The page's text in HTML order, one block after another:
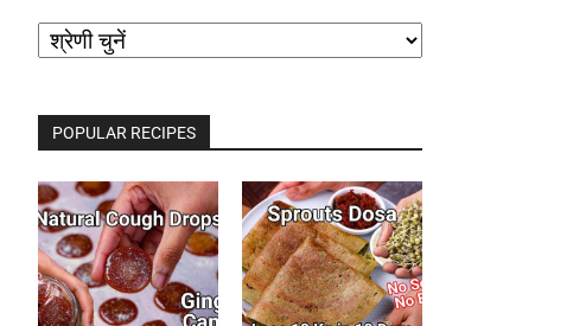
श्रेणियों
द्वारा
ब्राउज़
POPULAR RECIPES